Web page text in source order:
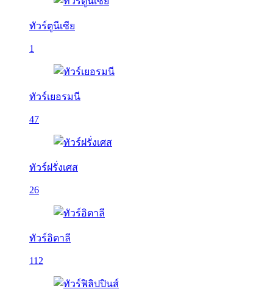
ทัวร์ตูนีเซีย
1
ทัวร์เยอรมนี
47
ทัวร์ฝรั่งเศส
26
ทัวร์อิตาลี
112